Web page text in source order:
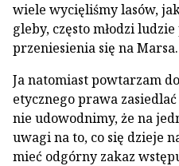
wiele wycięliśmy lasów,
gleby, często młodzi
przeniesienia się na Marsa.
Ja natomiast powtarzam
etycznego prawa
nie udowodnimy, że na
uwagi na to, co się dzieje
mieć odgórny zakaz